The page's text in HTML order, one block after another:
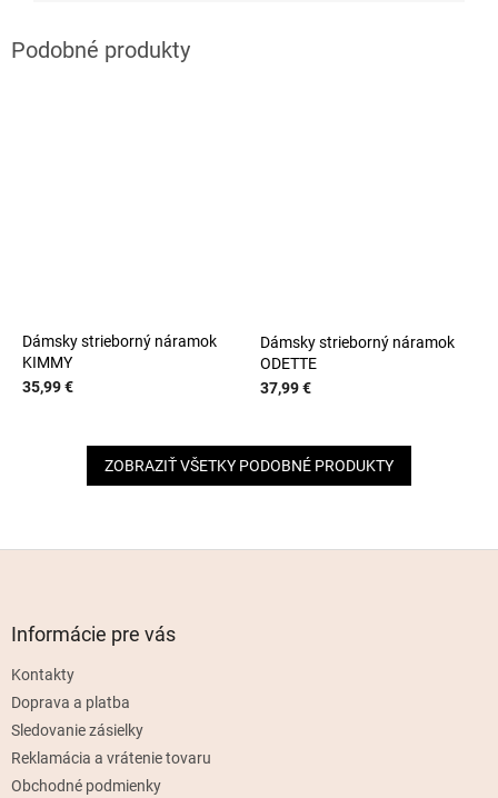
Dámsky strieborný náramok
KIMMY
35,99 €
Dámsky strieborný náramok
ODETTE
37,99 €
ZOBRAZIŤ VŠETKY PODOBNÉ PRODUKTY
Informácie pre vás
Kontakty
Doprava a platba
Sledovanie zásielky
Reklamácia a vrátenie tovaru
Obchodné podmienky